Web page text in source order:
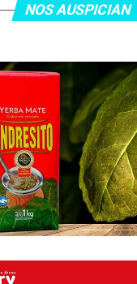
NOS AUSPICIAN